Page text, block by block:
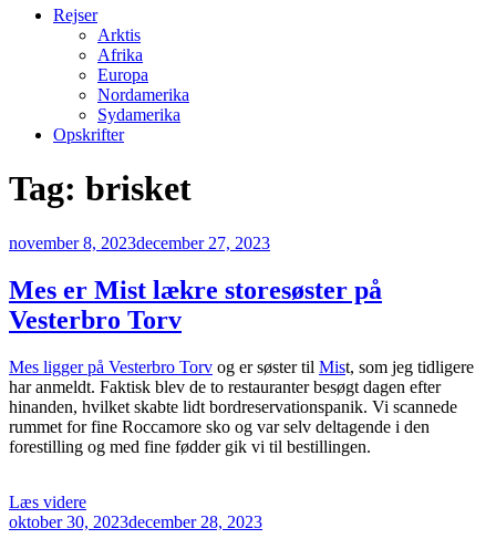
Rejser
Arktis
Afrika
Europa
Nordamerika
Sydamerika
Opskrifter
Tag: brisket
Udgivet
november 8, 2023december 27, 2023
Mes er Mist lækre storesøster på
Vesterbro Torv
Mes ligger på Vesterbro Torv og er søster til Mist, som jeg tidligere
har anmeldt. Faktisk blev de to restauranter besøgt dagen efter
hinanden, hvilket skabte lidt bordreservationspanik. Vi scannede
rummet for fine Roccamore sko og var selv deltagende i den
forestilling og med fine fødder gik vi til bestillingen.
Læs videre“Mes
er
Udgivet
oktober 30, 2023december 28, 2023